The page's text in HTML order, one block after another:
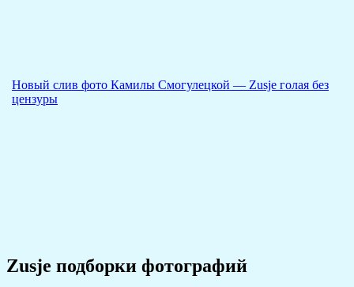
Новый слив фото Камилы Смогулецкой — Zusje голая без
цензуры
Zusje подборки фотографий